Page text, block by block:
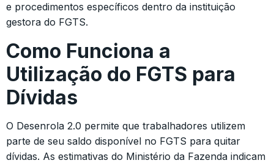
e procedimentos específicos dentro da instituição
gestora do FGTS.
Como Funciona a
Utilização do FGTS para
Dívidas
O Desenrola 2.0 permite que trabalhadores utilizem
parte de seu saldo disponível no FGTS para quitar
dívidas. As estimativas do Ministério da Fazenda indicam